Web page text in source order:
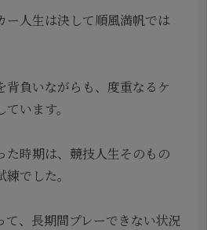
ー人生は決して順風満帆では
背負いながらも、度重なるケ
います。
た時期は、競技人生そのもの
でした。
て、長期間プレーできない状況